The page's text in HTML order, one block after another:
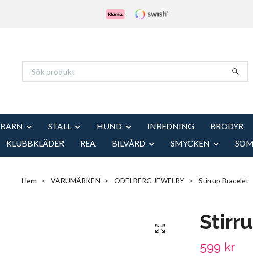
BARN STALL HUND INREDNING BRODYR
KLUBBKLÄDER
REA BILVÅRD SMYCKEN
Hem VARUMÄRKEN ODELBERG JEWELRY Stirrup Bracelet
599 kr